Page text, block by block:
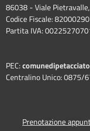
86038 - Viale
Codice Fiscale:
Partita IVA:
PEC:
Centralino Unico: 0875/
Prenotazione